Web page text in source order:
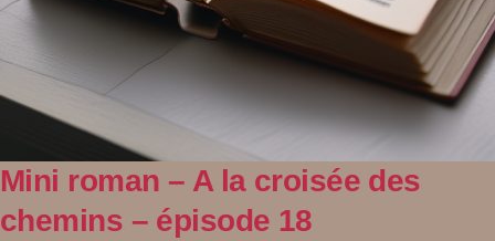
Mini roman – A la croisée des
chemins – épisode 18